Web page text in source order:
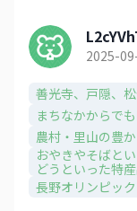
2025-
善光寺、戸隠、
まちなかからで
農村・里山の豊
おやきやそばと
どうといった特
長野オリンピッ